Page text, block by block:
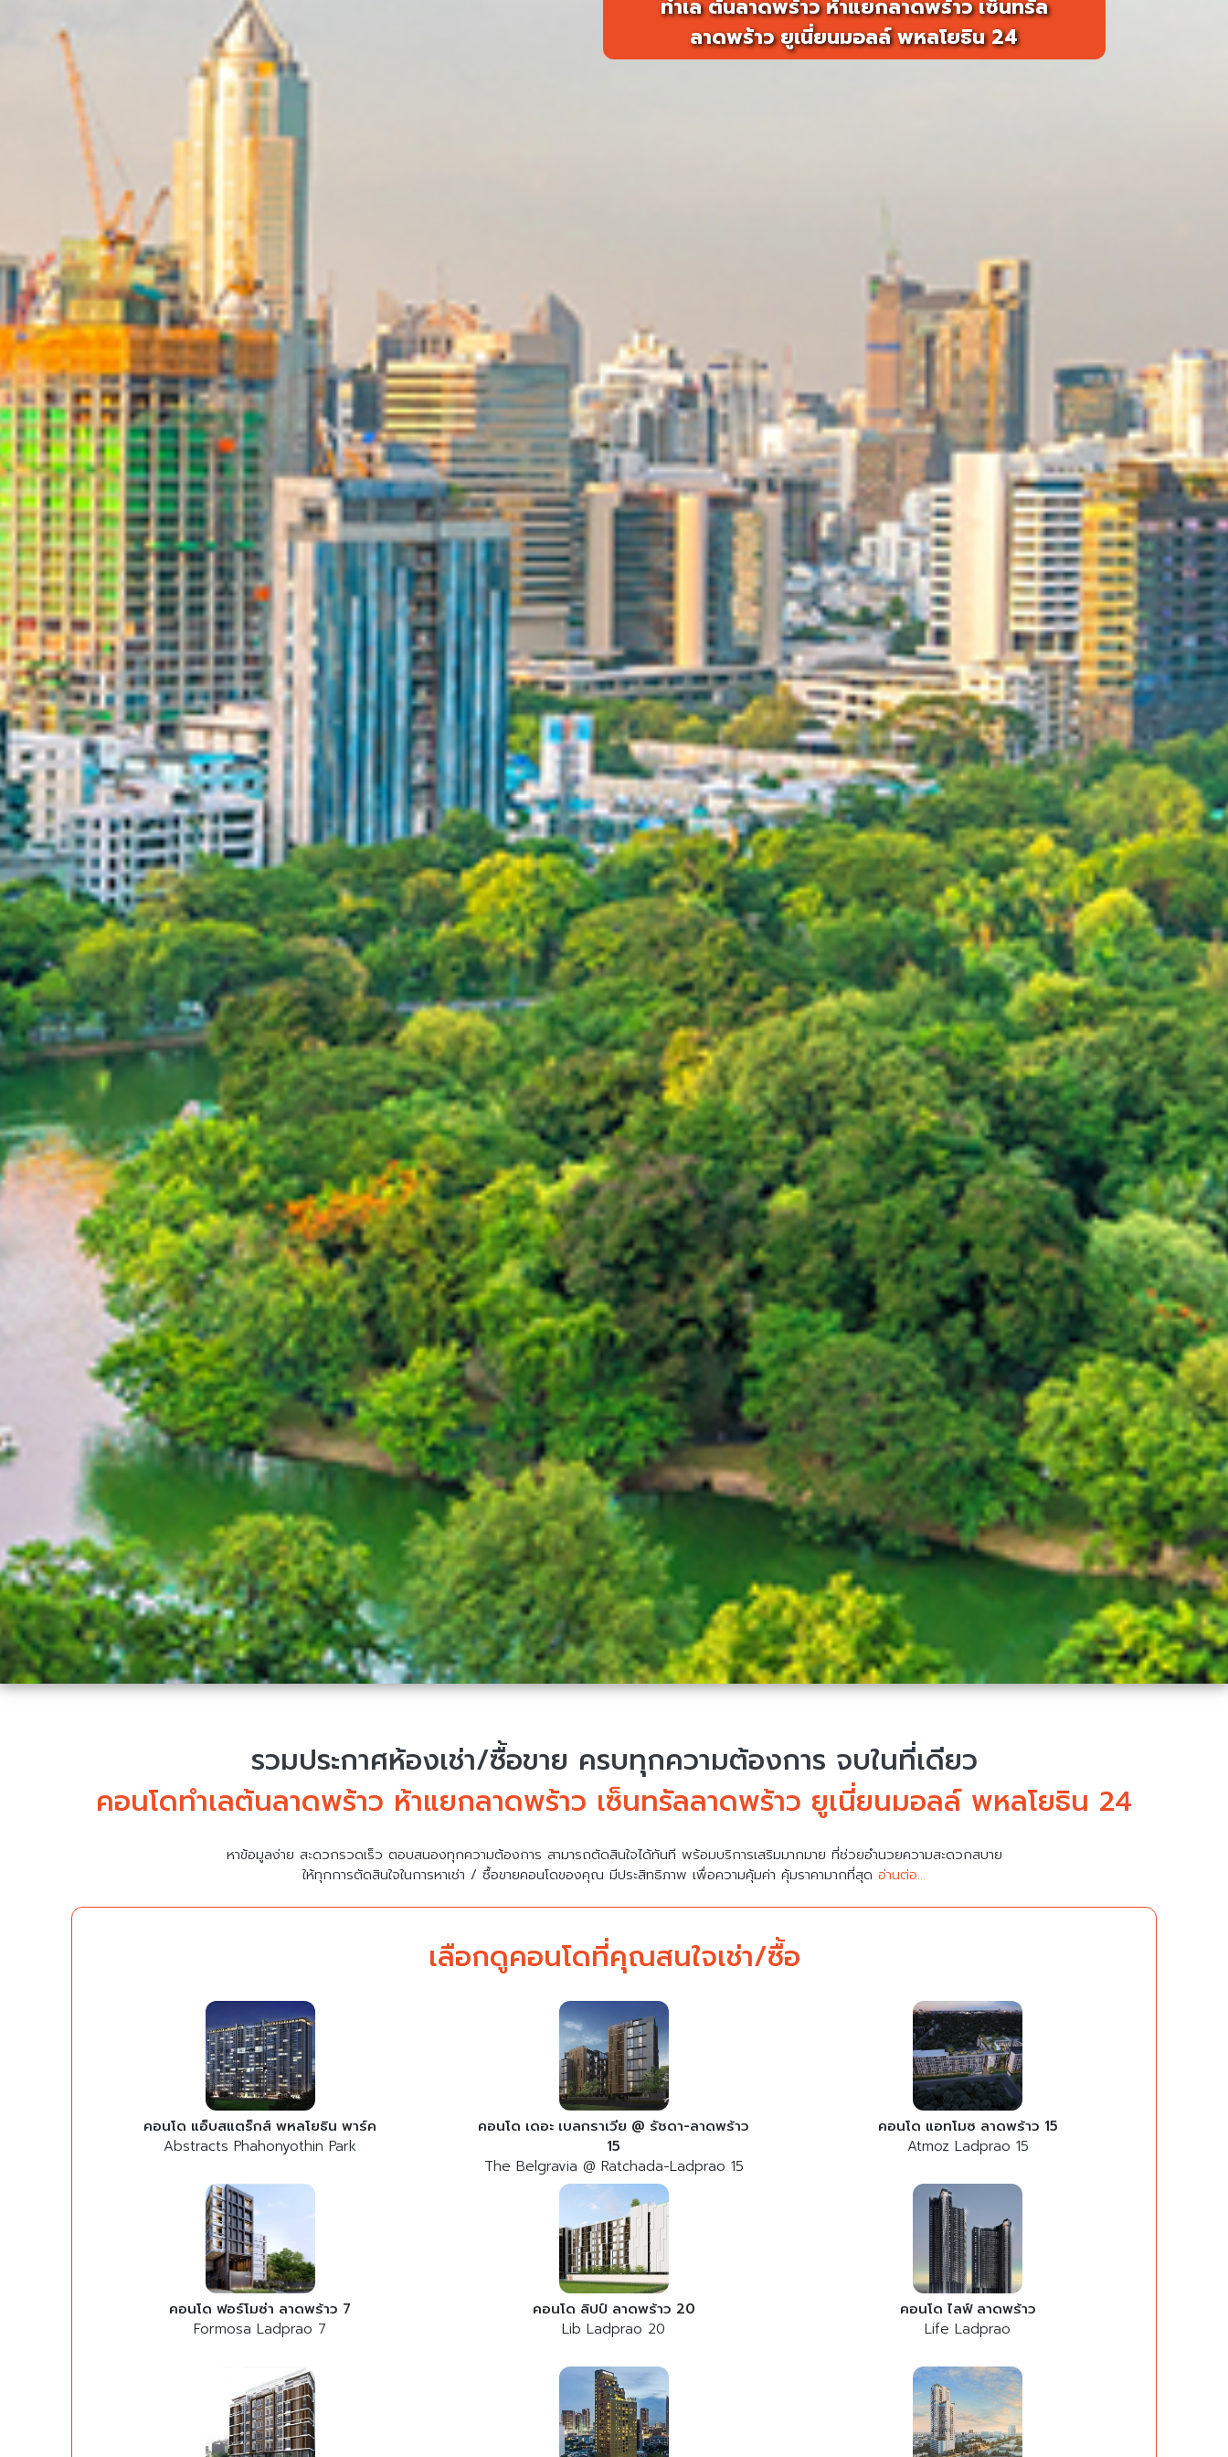
ทำเล ต้นลาดพร้าว ห้าแยกลาดพร้าว เซ็นทรัล
ลาดพร้าว ยูเนี่ยนมอลล์ พหลโยธิน 24
รวมประกาศห้องเช่า/ซื้อขาย ครบทุกความต้องการ จบในที่เดียว
คอนโดทำเลต้นลาดพร้าว ห้าแยกลาดพร้าว เซ็นทรัลลาดพร้าว ยูเนี่ยนมอลล์ พหลโยธิน 24
หาข้อมูลง่าย สะดวกรวดเร็ว ตอบสนองทุกความต้องการ สามารถตัดสินใจได้ทันที พร้อมบริการเสริมมากมาย ที่ช่วยอำนวยความสะดวกสบาย
ให้ทุกการตัดสินใจในการหาเช่า / ซื้อขายคอนโดของคุณ มีประสิทธิภาพ เพื่อความคุ้มค่า คุ้มราคามากที่สุด อ่านต่อ...
เลือกดูคอนโดที่คุณสนใจเช่า/ซื้อ
คอนโด แอ็บสแตร็กส์ พหลโยธิน พาร์ค
Abstracts Phahonyothin Park
คอนโด เดอะ เบลกราเวีย @ รัชดา-ลาดพร้าว
15
The Belgravia @ Ratchada-Ladprao 15
คอนโด แอทโมซ ลาดพร้าว 15
Atmoz Ladprao 15
คอนโด ฟอร์โมซ่า ลาดพร้าว 7
Formosa Ladprao 7
คอนโด ลิปป์ ลาดพร้าว 20
Lib Ladprao 20
คอนโด ไลฟ์ ลาดพร้าว
Life Ladprao